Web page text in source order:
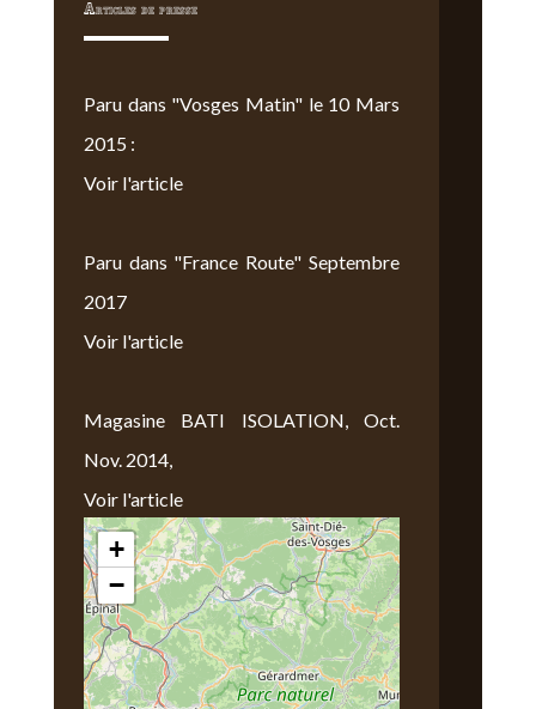
Articles de presse
Paru dans "Vosges Matin" le 10 Mars
2015 :
Voir l'article
Paru dans "France Route" Septembre
2017
Voir l'article
Magasine BATI ISOLATION, Oct.
Nov. 2014,
Voir l'article
Nous Trouver
+
−